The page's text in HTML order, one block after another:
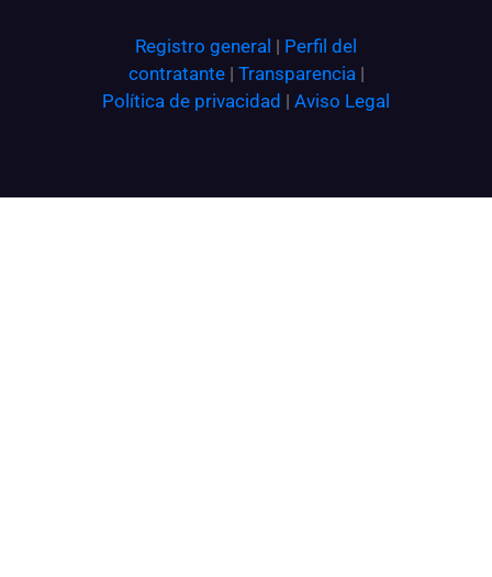
Registro general | Perfil del
contratante| Transparencia|
Política de privacidad | Aviso Legal